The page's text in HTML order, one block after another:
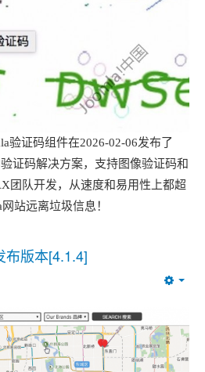
验证码组件在2026-02-06发布了
证码解决方案，支持图像验证码和
团队开发，从速度和易用性上都超
站远离垃圾信息！
布版本[4.1.4]